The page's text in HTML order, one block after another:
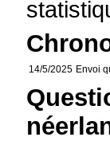
14/5/2025 Envoi